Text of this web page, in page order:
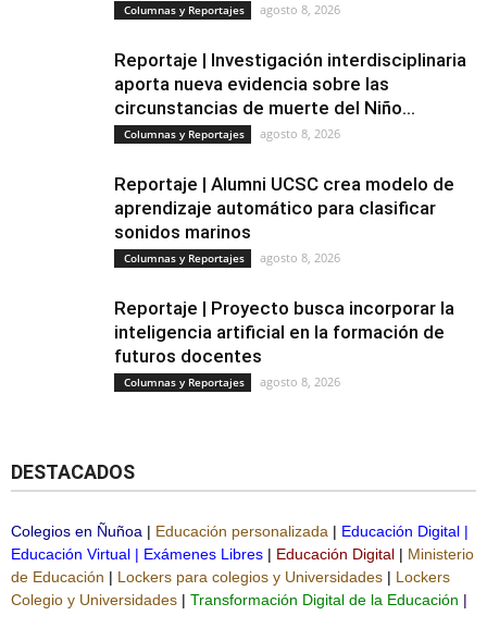
Columnas y Reportajes agosto 8, 2026
Reportaje | Investigación interdisciplinaria
aporta nueva evidencia sobre las
circunstancias de muerte del Niño...
Columnas y Reportajes agosto 8, 2026
Reportaje | Alumni UCSC crea modelo de
aprendizaje automático para clasificar
sonidos marinos
Columnas y Reportajes agosto 8, 2026
Reportaje | Proyecto busca incorporar la
inteligencia artificial en la formación de
futuros docentes
Columnas y Reportajes agosto 8, 2026
DESTACADOS
Colegios en Ñuñoa | Educación personalizada | Educación Digital |
Educación Virtual | Exámenes Libres | Educación Digital | Ministerio
de Educación | Lockers para colegios y Universidades | Lockers
Colegio y Universidades | Transformación Digital de la Educación |